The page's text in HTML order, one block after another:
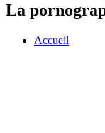
La
Accueil